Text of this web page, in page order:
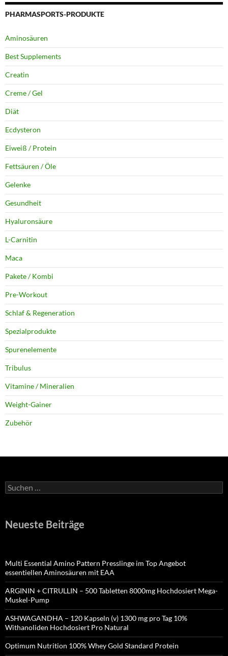
PHARMASPORTS-PRODUKTE
Aminosäuren
Best Supplements
Creatin
Creme / Gel
Diät
Ecdysteron
Eiweiß / Protein
Fettsäuren / Öle
Gelenke
Gesundheit
Hyaluronsäure
L-Carnitin
Maca
Pakete / Kombi
Pre-Workout
Schlaf & Regeneration
Spezialprodukte
Spurenelemente
Tribulus
Vitamine / Mineralien
Weight-Gainer
Zubehör
Suchen
nach:
Neueste Beiträge
Multi Essential Amino Pattern Presslinge im Top Angebot
essentiellen Aminosäuren mit EAA
ARGININ + CITRULLIN – 500 Tabletten 8000mg Hochdosiert Mega-
Muskel-Pump
ASHWAGANDHA – 120 Kapseln (v) 1300 mg pro Tag 10%
Withanoliden Hochdosiert Pro Natural
Optimum Nutrition 100% Whey Gold Standard Protein